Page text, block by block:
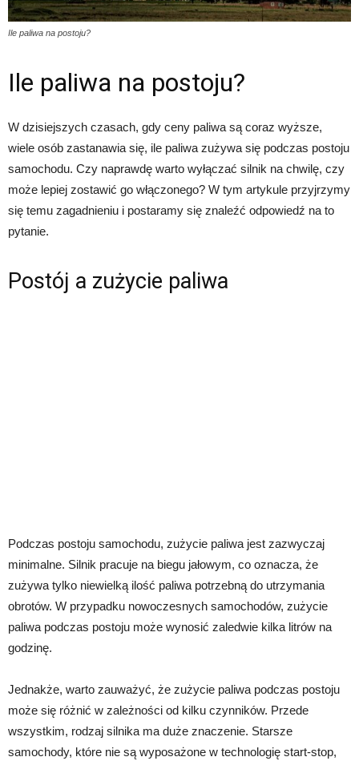
Ile paliwa na postoju?
Ile paliwa na postoju?
W dzisiejszych czasach, gdy ceny paliwa są coraz wyższe,
wiele osób zastanawia się, ile paliwa zużywa się podczas postoju
samochodu. Czy naprawdę warto wyłączać silnik na chwilę, czy
może lepiej zostawić go włączonego? W tym artykule przyjrzymy
się temu zagadnieniu i postaramy się znaleźć odpowiedź na to
pytanie.
Postój a zużycie paliwa
Podczas postoju samochodu, zużycie paliwa jest zazwyczaj
minimalne. Silnik pracuje na biegu jałowym, co oznacza, że
zużywa tylko niewielką ilość paliwa potrzebną do utrzymania
obrotów. W przypadku nowoczesnych samochodów, zużycie
paliwa podczas postoju może wynosić zaledwie kilka litrów na
godzinę.
Jednakże, warto zauważyć, że zużycie paliwa podczas postoju
może się różnić w zależności od kilku czynników. Przede
wszystkim, rodzaj silnika ma duże znaczenie. Starsze
samochody, które nie są wyposażone w technologię start-stop,